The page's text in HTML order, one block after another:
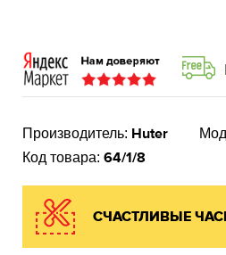
Производитель: Huter
Код товара: 64/1/8
СЧАСТЛИВЫЕ